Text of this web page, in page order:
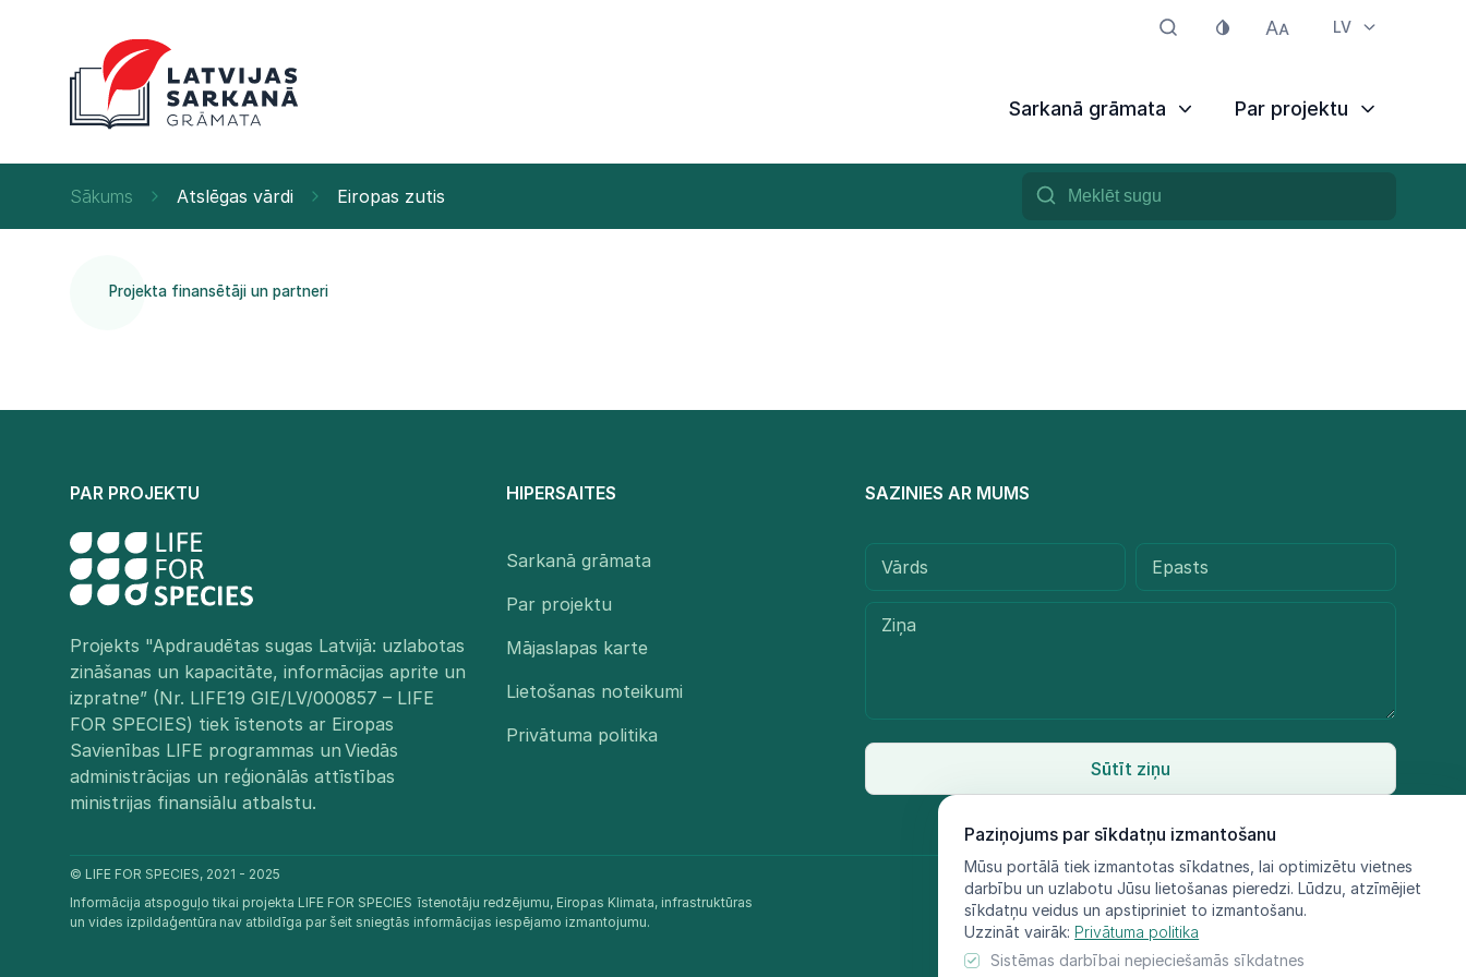
LV
Sarkanā grāmata Par projektu
Paziņojums par sīkdatņu izmantošanu
Mūsu portālā tiek izmantotas sīkdatnes, lai optimizētu vietnes
darbību un uzlabotu Jūsu lietošanas pieredzi. Lūdzu, atzīmējiet
sīkdatņu veidus un apstipriniet to izmantošanu.
Uzzināt vairāk: Privātuma politika
Sistēmas darbībai nepieciešamās sīkdatnes
Sākums Atslēgas vārdi Eiropas zutis
Projekta finansētāji un partneri
PAR PROJEKTU
Projekts "Apdraudētas sugas Latvijā: uzlabotas
zināšanas un kapacitāte, informācijas aprite un
izpratne” (Nr. LIFE19 GIE/LV/000857 – LIFE
FOR SPECIES) tiek īstenots ar Eiropas
Savienības LIFE programmas un Viedās
administrācijas un reģionālās attīstības
ministrijas finansiālu atbalstu.​
HIPERSAITES
Sarkanā grāmata
Par projektu
Mājaslapas karte
Lietošanas noteikumi
Privātuma politika
SAZINIES AR MUMS
Sūtīt ziņu
© LIFE FOR SPECIES, 2021 - 2025
Informācija atspoguļo tikai projekta LIFE FOR SPECIES īstenotāju redzējumu, Eiropas Klimata, infrastruktūras
un vides izpildaģentūra nav atbildīga par šeit sniegtās informācijas iespējamo izmantojumu.​